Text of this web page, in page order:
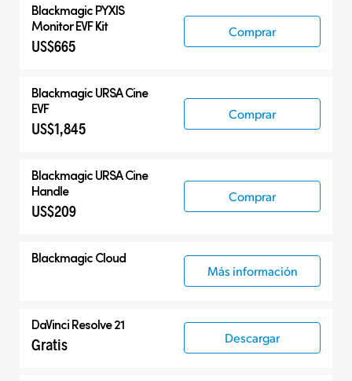
Blackmagic PYXIS
Monitor EVF Kit
US$665
Comprar
BlackmagicURSA Cine
EVF
US$1,845
Comprar
BlackmagicURSA Cine
Handle
US$209
Comprar
Blackmagic Cloud
Más información
DaVinci Resolve 21
Gratis Descargar